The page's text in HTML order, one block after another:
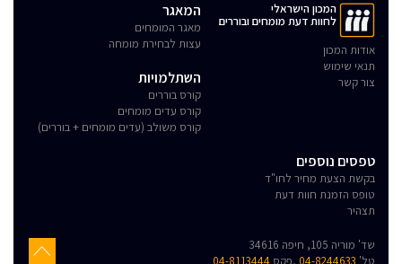
המכון הישראלי
לחוות דעת מומחים ובוררים
אודות המכון
תנאי שימוש
צור קשר
המאגר
מאגר המומחים
עצות לבחירת מומחה
השתלמויות
קורס בוררים
קורס עדים מומחים
קורס משולב (עדים מומחים + בוררים)
טפסים נוספים
בקשת הצעת מחיר לחו"ד
טופס הזמנת חוות דעת
תצהיר
שד' מוריה 105, חיפה 34616
טל' 04-8244633 ,פקס 04-8113444